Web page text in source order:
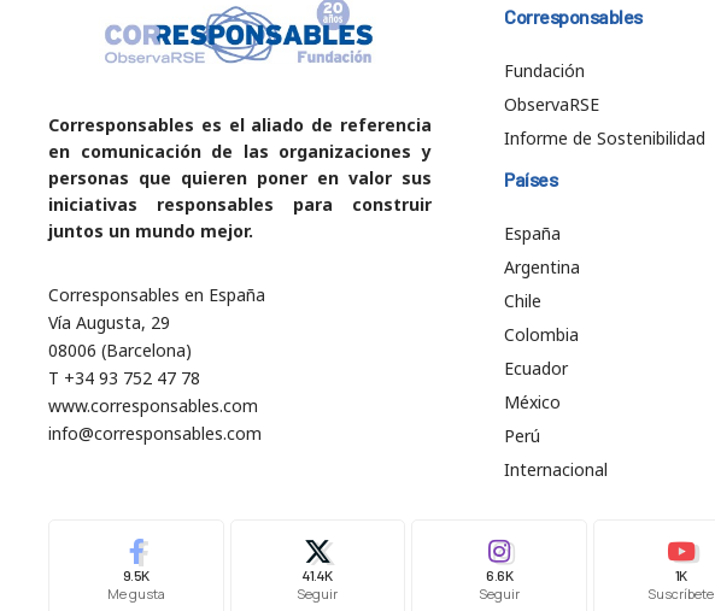
Corresponsables es el aliado de referencia
en comunicación de las organizaciones y
personas que quieren poner en valor sus
iniciativas responsables para construir
juntos un mundo mejor.
Corresponsables en España
Vía Augusta, 29
08006 (Barcelona)
T +34 93 752 47 78
www.corresponsables.com
info@corresponsables.com
Corresponsables
Fundación
ObservaRSE
Informe de Sostenibilidad
Países
España
Argentina
Chile
Colombia
Ecuador
México
Perú
Internacional
9.5K
Me gusta
41.4K
Seguir
6.6K
Seguir
1K
Suscríbete